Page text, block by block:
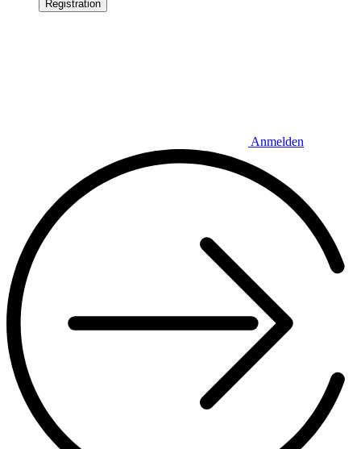
Registration
Anmelden